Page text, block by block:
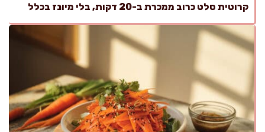
קרוטית סלט כרוב ממכרת ב-20 דקות, בלי מיונז בכלל